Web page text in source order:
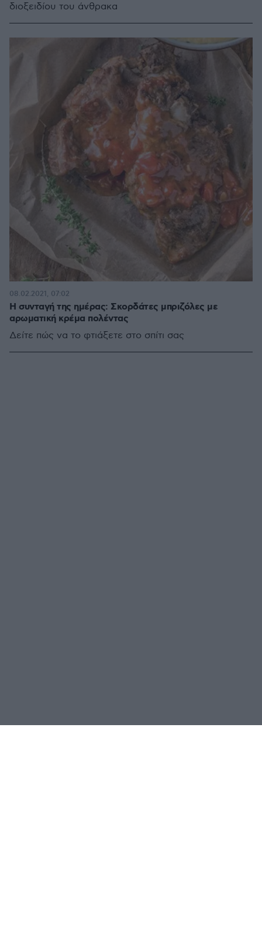
διοξειδίου του άνθρακα
Η συνταγή της ημέρας: Σκορδάτες μπριζόλες με
αρωματική κρέμα πολέντας
Δείτε πώς να το φτιάξετε στο σπίτι σας
08.02.2021, 07:02